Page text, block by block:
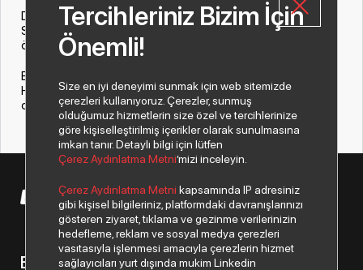
Despec AŞ olarak Hikvision tarafından düzenlenen Mena ND
Summit 2023 ödül töreninde “En İyi Distribütör – Hiksemi”
ödülüne layık görüldük.
Bizi bu kıymetli ödülle onurlandıran değerli üreticimiz
Hikvision’a ve bu başarıya ulaşmamızı sağlayan değerli iş
ortaklarımıza çok teşekkür ederiz.
© 2026 Copyright Despec A.Ş. Tüm hakları saklıdır.
Bizden haberiniz olsun.
Tercihleriniz Bizim İçin
Önemli!
Size en iyi deneyimi sunmak için web sitemizde
çerezleri kullanıyoruz. Çerezler, sunmuş
olduğumuz hizmetlerin size özel ve tercihlerinize
göre kişiselleştirilmiş içerikler olarak sunulmasına
imkan tanır. Detaylı bilgi için lütfen
Çerez Aydınlatma Metni’mizi inceleyin.
Çerez Aydınlatma Metni kapsamında IP adresiniz
gibi kişisel bilgileriniz, platformdaki davranışlarınızı
gösteren ziyaret, tıklama ve gezinme verilerinizin
hedefleme, reklam ve sosyal medya çerezleri
vasıtasıyla işlenmesi amacıyla çerezlerin hizmet
sağlayıcıları yurt dışında mukim Linkedin